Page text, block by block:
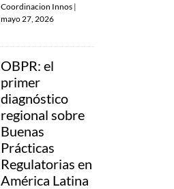
Coordinacion Innos |
mayo 27, 2026
OBPR: el
primer
diagnóstico
regional sobre
Buenas
Prácticas
Regulatorias en
América Latina